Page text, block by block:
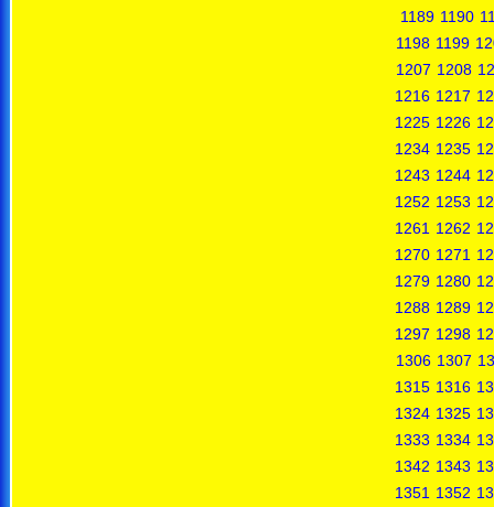
1189 1190
1198 1199
1207 1208
1216 1217
1225 1226
1234 1235
1243 1244
1252 1253
1261 1262
1270 1271
1279 1280
1288 1289
1297 1298
1306 1307
1315 1316
1324 1325
1333 1334
1342 1343
1351 1352